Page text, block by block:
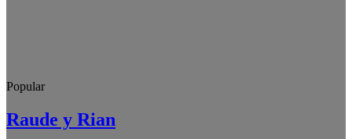
Popular
Raude y Rian